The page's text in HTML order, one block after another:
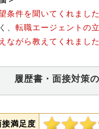
条件を聞いてくれました
、 転職エージェントの
ながら教えてくれました
履歴書・面接対策
接満足度